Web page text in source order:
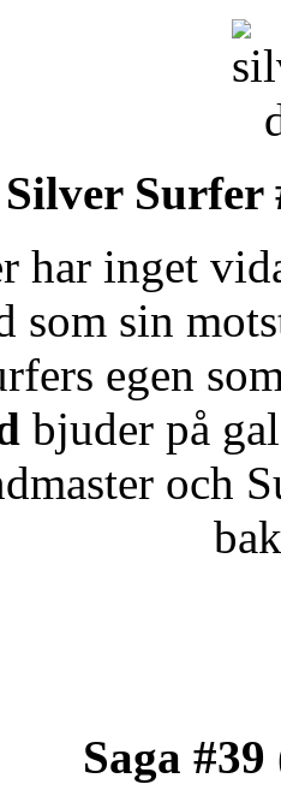
Silver Surfer
har inget
som sin
egen
bjuder på
och
Saga #39